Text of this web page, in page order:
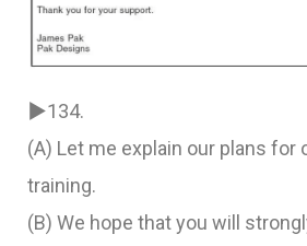
▶134.
(A) Let me explain our plans
training.
(B) We hope that you will